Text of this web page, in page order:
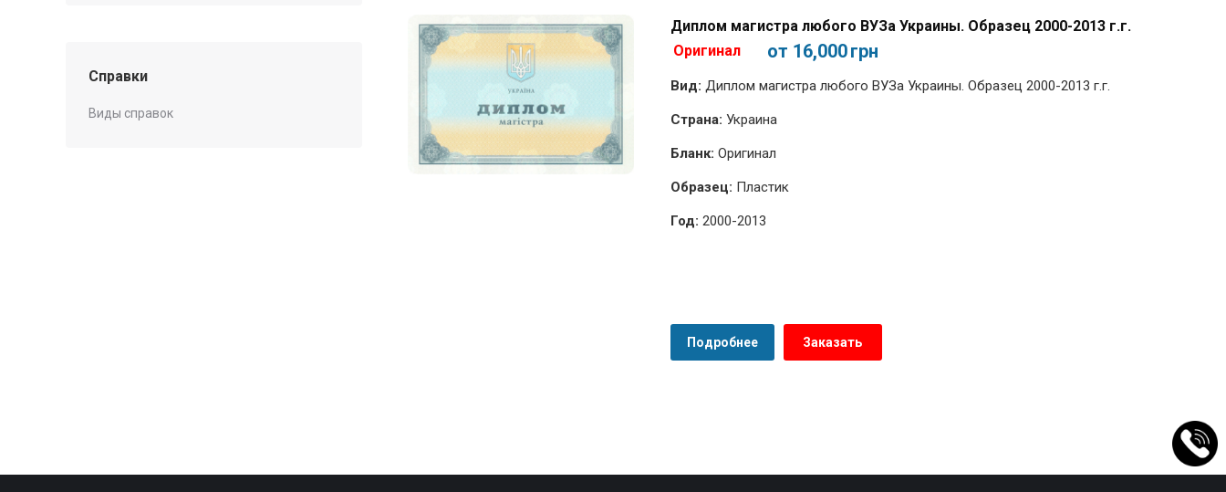
Диплом магистра любого ВУЗа Украины. Образец 2000-2013 г.г.
Оригинал
от 16,000грн
Вид: Диплом магистра любого ВУЗа Украины. Образец 2000-2013 г.г.
Страна: Украина
Бланк: Оригинал
Образец: Пластик
Год: 2000-2013
Подробнее Заказать
Справки
Виды справок